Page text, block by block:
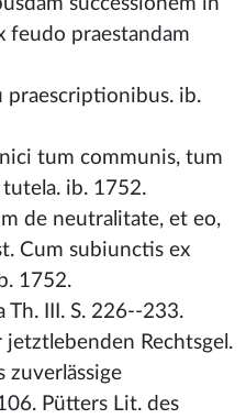
feudo praestandam
praescriptionibus. ib.
tum communis, tum
ib. 1752.
de neutralitate, et eo,
Cum subiunctis ex
1752.
Th. III. S. 226--233.
Rechtsgel.
zuverlässige
Pütters Lit. des